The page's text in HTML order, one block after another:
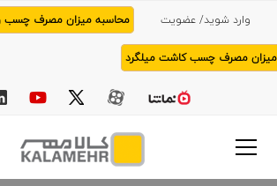
وارد شوید/ عضویت محاسبه میزان مصرف چسب
میزان مصرف چسب کاشت میلگرد